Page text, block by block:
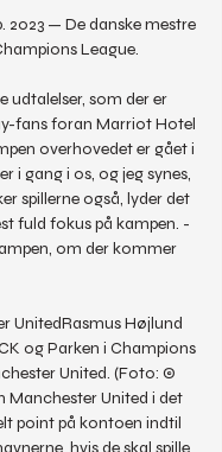
— De danske mestre
League.
udtalelser, som der er
fans foran Marriot Hotel
overhovedet er gået i
i gang i os, og jeg synes,
spillerne også, lyder det
fuld fokus på kampen. -
om der kommer
UnitedRasmus Højlund
og Parken i Champions
United. (Foto: ©
Manchester United i det
point på kontoen indtil
hvis de skal spille